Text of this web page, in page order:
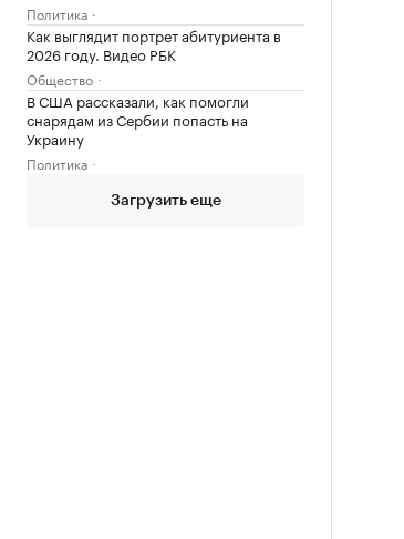
Политика
Как выглядит портрет абитуриента в
2026 году. Видео РБК
Общество
В США рассказали, как помогли
снарядам из Сербии попасть на
Украину
Политика
Загрузить еще